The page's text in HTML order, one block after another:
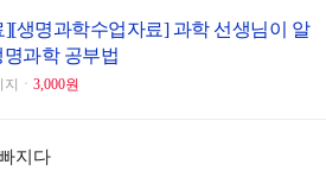
][생명과학수업자료] 과학 선생님이 알
과학 공부법
ㆍ 3,000원
지다